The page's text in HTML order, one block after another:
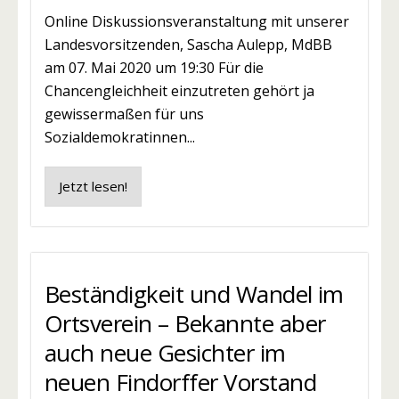
Online Diskussionsveranstaltung mit unserer
Landesvorsitzenden, Sascha Aulepp, MdBB
am 07. Mai 2020 um 19:30 Für die
Chancengleichheit einzutreten gehört ja
gewissermaßen für uns
Sozialdemokratinnen...
Jetzt lesen!
Beständigkeit und Wandel im
Ortsverein – Bekannte aber
auch neue Gesichter im
neuen Findorffer Vorstand